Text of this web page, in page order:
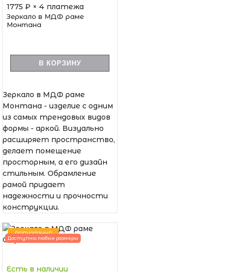
1775 ₽ × 4 платежа
Зеркало в МДФ раме
Монтана
В КОРЗИНУ
Зеркало в МДФ раме
Монтана - изделие с одним
из самых трендовых видов
формы - аркой. Визуально
расширяет пространство,
делает помещение
просторным, а его дизайн
стильным. Обрамление
рамой придает
надежности и прочности
конструкции.
ПОПУЛЯРНЫЙ
Доступны любые размеры
Есть в наличии